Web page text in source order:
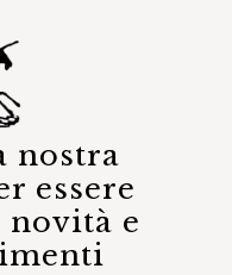
nostra
essere
e